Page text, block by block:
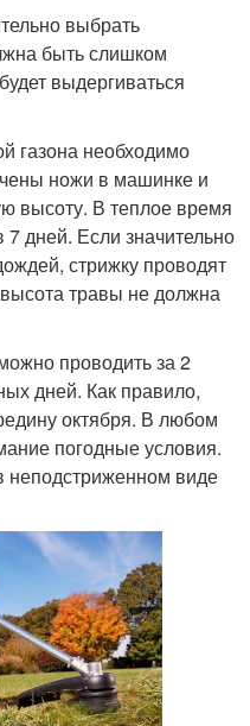
выбрать
быть слишком
выдергиваться
газона необходимо
ножи в машинке и
высоту. В теплое время
7 дней. Если значительно
стрижку проводят
высота травы не должна
проводить за 2
дней. Как правило,
октября. В любом
погодные условия.
неподстриженном виде